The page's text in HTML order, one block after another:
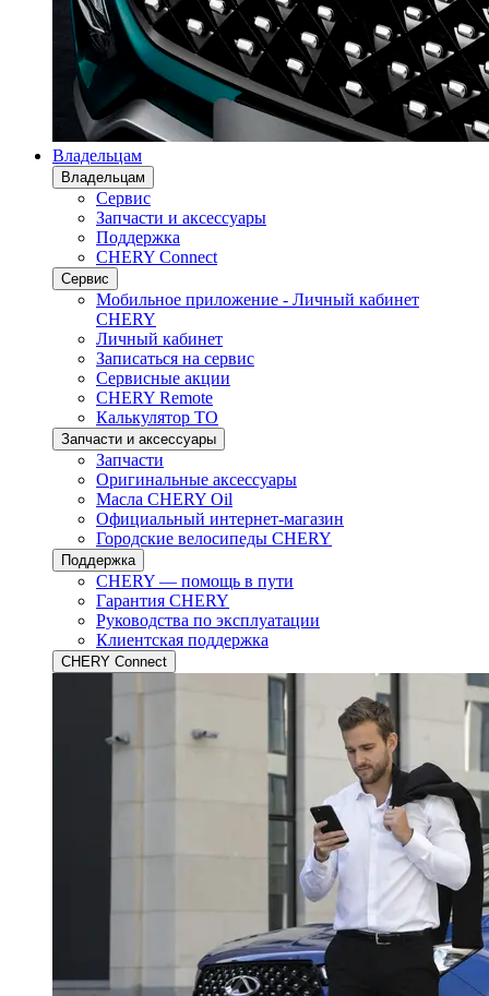
Владельцам
Владельцам
Сервис
Запчасти и аксессуары
Поддержка
CHERY Connect
Сервис
Мобильное приложение - Личный кабинет
CHERY
Личный кабинет
Записаться на сервис
Сервисные акции
CHERY Remote
Калькулятор ТО
Запчасти и аксессуары
Запчасти
Оригинальные аксессуары
Масла CHERY Oil
Официальный интернет-магазин
Городские велосипеды CHERY
Поддержка
CHERY — помощь в пути
Гарантия CHERY
Руководства по эксплуатации
Клиентская поддержка
CHERY Connect